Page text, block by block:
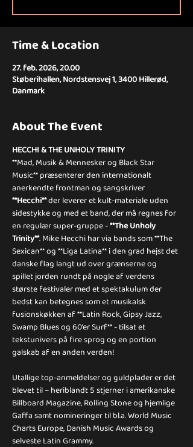
Time & Location
27. feb. 2026, 20.00
Støberihallen, Nordstensvej 1, 3400 Hillerød,
Danmark
About The Event
HECCHI & THE UNHOLY TRINITY
**Mad, Musik & Mennesker og Black Star
Music** præsenterer den internationalt
anerkendte frontman og sangskriver
**Hecchi** der leverer et kult-materiale uden
sidestykke og med et band, der må regnes for
en regulær super-gruppe - **The Unholy
Trinity**. Mike Hecchi har via bands som **The
Sexican** og **Liga Latina** i den grad hejst det
danske flag langt ud over grænserne og
spillet jorden rundt på nogle af verdens
største festivaler med et spektakulum der
bedst kan betegnes som et musikalsk
fusionskøkken af **Latin Rock, Gipsy Jazz,
Swamp Blues og 60’er Surf** - tilsat et
tekstunivers på fire sprog og en portion
galskab af en anden verden!
Utallige top-anmeldelser og guldplader er det
blevet til – heriblandt 5 stjerner i amerikanske
Billboard Magazine, Rolling Stone og hjemlige
Gaffa samt nomineringer til bl.a. World Music
Charts Europe, Danish Music Awards og
selveste Latin Grammy.